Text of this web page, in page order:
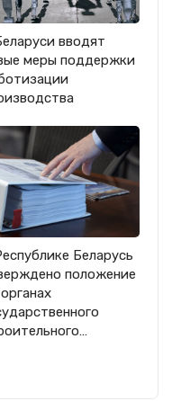
вводят
меры поддержки
Беларусь
положение